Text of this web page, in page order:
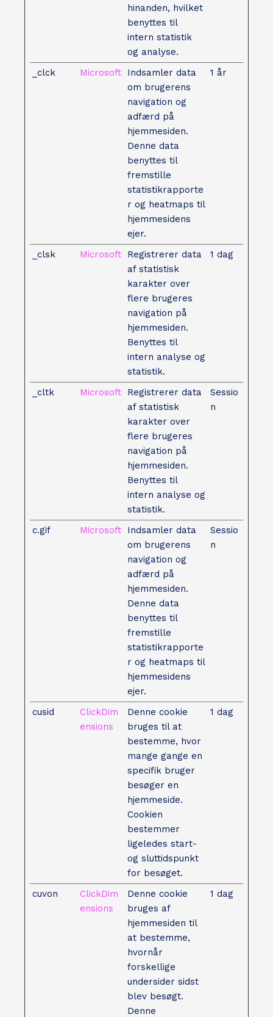
hinanden, hvilket
benyttes til
intern statistik
og analyse.
_clck
Microsoft
Indsamler data
om brugerens
navigation og
adfærd på
hjemmesiden.
Denne data
benyttes til
fremstille
statistikrapporte
r og heatmaps til
hjemmesidens
ejer.
1 år
_clsk Microsoft
Registrerer data
af statistisk
karakter over
flere brugeres
navigation på
hjemmesiden.
Benyttes til
intern analyse og
statistik.
1 dag
_cltk Microsoft
Registrerer data
af statistisk
karakter over
flere brugeres
navigation på
hjemmesiden.
Benyttes til
intern analyse og
statistik.
Sessio
n
c.gif Microsoft
Indsamler data
om brugerens
navigation og
adfærd på
hjemmesiden.
Denne data
benyttes til
fremstille
statistikrapporte
r og heatmaps til
hjemmesidens
ejer.
Sessio
n
cusid
ClickDim
ensions
Denne cookie
bruges til at
bestemme, hvor
mange gange en
specifik bruger
besøger en
hjemmeside.
Cookien
bestemmer
ligeledes start-
og sluttidspunkt
for besøget.
1 dag
cuvon
ClickDim
ensions
Denne cookie
bruges af
hjemmesiden til
at bestemme,
hvornår
forskellige
undersider sidst
blev besøgt.
Denne
1 dag